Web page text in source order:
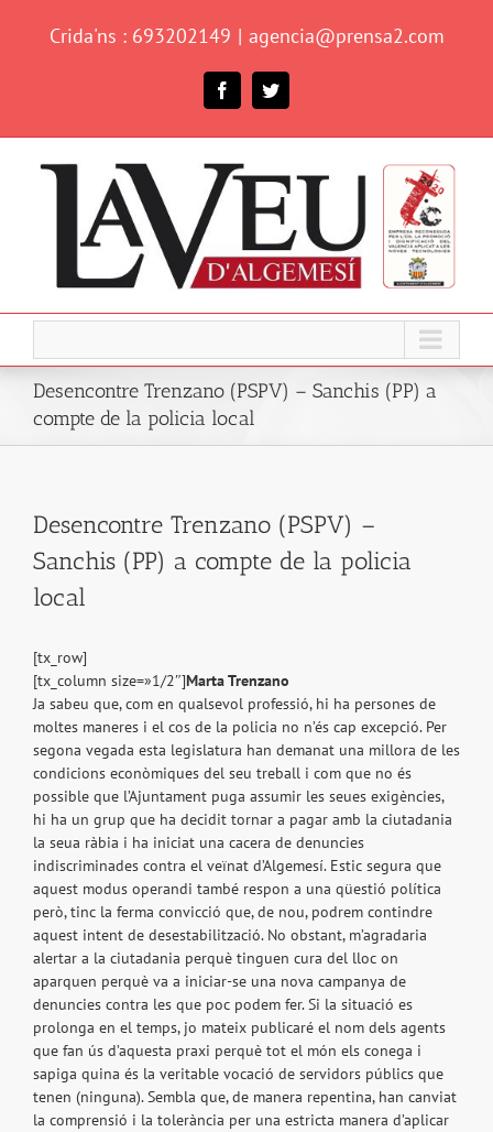
Crida'ns : 693202149 | agencia@prensa2.com
FacebookTwitter
Desencontre Trenzano (PSPV) – Sanchis (PP) a
compte de la policia local
Desencontre Trenzano (PSPV) –
Sanchis (PP) a compte de la policia
local
[tx_row]
[tx_column size=»1/2″]Marta Trenzano
Ja sabeu que, com en qualsevol professió, hi ha persones de
moltes maneres i el cos de la policia no n’és cap excepció. Per
segona vegada esta legislatura han demanat una millora de les
condicions econòmiques del seu treball i com que no és
possible que l’Ajuntament puga assumir les seues exigències,
hi ha un grup que ha decidit tornar a pagar amb la ciutadania
la seua ràbia i ha iniciat una cacera de denuncies
indiscriminades contra el veïnat d’Algemesí. Estic segura que
aquest modus operandi també respon a una qüestió política
però, tinc la ferma convicció que, de nou, podrem contindre
aquest intent de desestabilització. No obstant, m’agradaria
alertar a la ciutadania perquè tinguen cura del lloc on
aparquen perquè va a iniciar-se una nova campanya de
denuncies contra les que poc podem fer. Si la situació es
prolonga en el temps, jo mateix publicaré el nom dels agents
que fan ús d’aquesta praxi perquè tot el món els conega i
sapiga quina és la veritable vocació de servidors públics que
tenen (ninguna). Sembla que, de manera repentina, han canviat
la comprensió i la tolerància per una estricta manera d’aplicar